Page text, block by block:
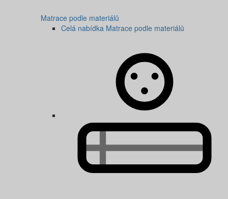
Matrace podle materiálů
Celá nabídka Matrace podle materiálů